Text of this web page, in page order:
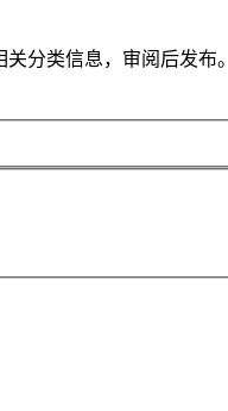
分类信息，审阅后发布。